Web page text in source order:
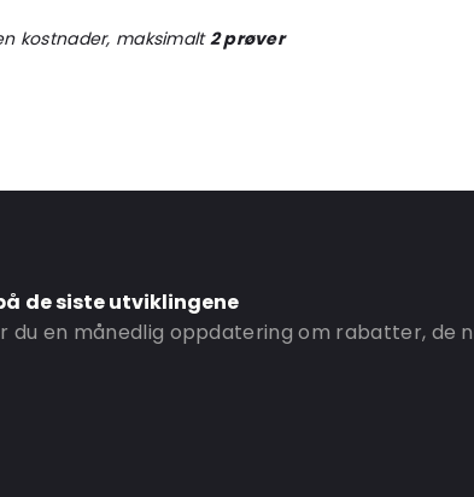
kostnader, maksimalt2 prøver
de siste utviklingene
du en månedlig oppdatering om rabatter, de